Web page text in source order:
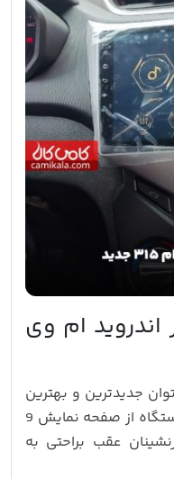
ام وی
جدیدترین و بهترین
مدل بازار تلقی کرد. در پنل جلو دستگاه از صفحه نمایش 9
عقب براحتی به